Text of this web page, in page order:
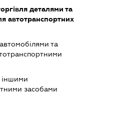
деталями та
автотранспортних
та
іншими
засобами